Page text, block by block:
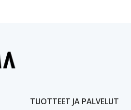
TUOTTEET JA PALVELUT